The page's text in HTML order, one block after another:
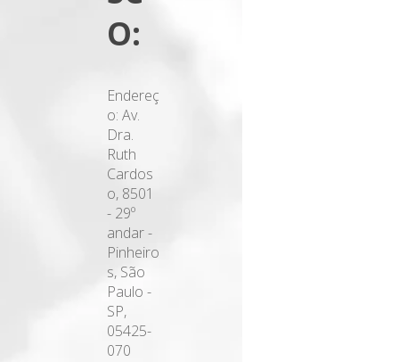
O:
Endereç
o: Av.
Dra.
Ruth
Cardos
o, 8501
- 29º
andar -
Pinheiro
s, São
Paulo -
SP,
05425-
070